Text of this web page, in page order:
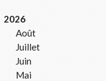
2026
Août
Juillet
Juin
Mai